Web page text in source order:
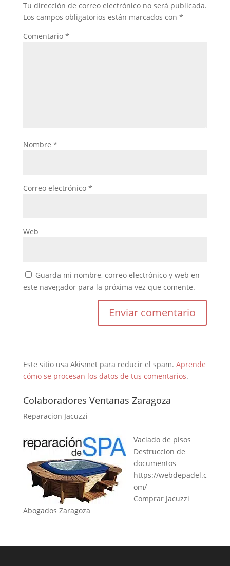
Tu dirección de correo electrónico no será publicada.
Los campos obligatorios están marcados con *
Comentario *
Nombre *
Correo electrónico *
Web
Guarda mi nombre, correo electrónico y web en
este navegador para la próxima vez que comente.
Este sitio usa Akismet para reducir el spam. Aprende
cómo se procesan los datos de tus comentarios.
Colaboradores Ventanas Zaragoza
Reparacion Jacuzzi
Vaciado de pisos
Destruccion de
documentos
https://webdepadel.c
om/
Comprar Jacuzzi
Abogados Zaragoza